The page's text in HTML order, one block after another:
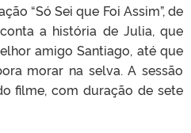
“Só Sei que Foi Assim”, de
a história de Julia, que
amigo Santiago, até que
morar na selva. A sessão
filme, com duração de sete